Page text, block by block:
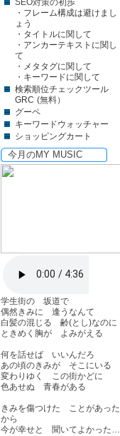
SEO対策の初歩
・ フレーム構成は避けまし
ょう
・ タイトルに関して
・ アンカーテキストに関し
て
・ メタタグに関して
・ キーワードに関して
検索順位チェックツール
GRC (無料）
グーペ
キーワードウォッチャー
ショッピングカート
今月のMY MUSIC
学生街の 坂道で
偶然きみに 逢うなんて
白髪の混じる 齢(とし)なのに
ときめく胸が よみがえる
何を話せば いいんだろ
あの頃のきみが そこにいる
変わりゆく この街かどに
色あせぬ 青春がある
きみを傷つけた ことがあった
から
今が幸せと 聞いてよかった…